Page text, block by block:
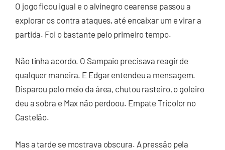
O jogo ficou igual e o alvinegro cearense passou a
explorar os contra ataques, até encaixar um e virar a
partida. Foi o bastante pelo primeiro tempo.
Não tinha acordo. O Sampaio precisava reagir de
qualquer maneira. E Edgar entendeu a mensagem.
Disparou pelo meio da área, chutou rasteiro, o goleiro
deu a sobra e Max não perdoou. Empate Tricolor no
Castelão.
Mas a tarde se mostrava obscura. A pressão pela